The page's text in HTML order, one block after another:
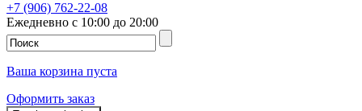
+7 (906) 762-22-08
Ежедневно с 10:00 до 20:00
Ваша корзина пуста
Оформить заказ